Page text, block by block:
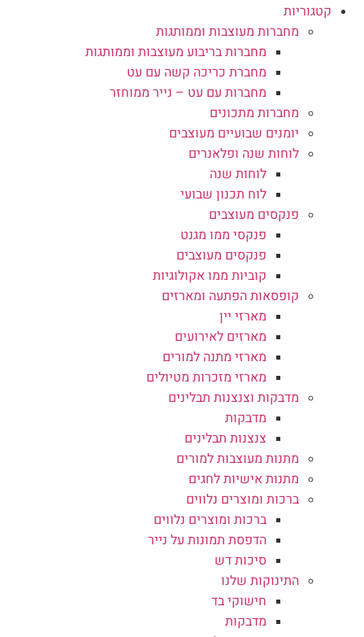
קטגוריות
מחברות מעוצבות וממותגות
מחברות בריבוע מעוצבות וממותגות
מחברת כריכה קשה עם עט
מחברות עם עט – נייר ממוחזר
מחברות מתכונים
יומנים שבועיים מעוצבים
לוחות שנה ופלאנרים
לוחות שנה
לוח תכנון שבועי
פנקסים מעוצבים
פנקסי ממו מגנט
פנקסים מעוצבים
קוביות ממו אקולוגיות
קופסאות הפתעה ומארזים
מארזי יין
מארזים לאירועים
מארזי מתנה למורים
מארזי מזכרות מטיולים
מדבקות וצנצנות תבלינים
מדבקות
צנצנות תבלינים
מתנות מעוצבות למורים
מתנות אישיות לחגים
ברכות ומוצרים נלווים
ברכות ומוצרים נלווים
הדפסת תמונות על נייר
סיכות דש
התינוקות שלנו
חישוקי בד
מדבקות